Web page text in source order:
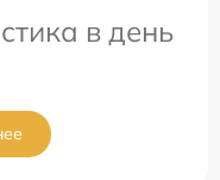
в день